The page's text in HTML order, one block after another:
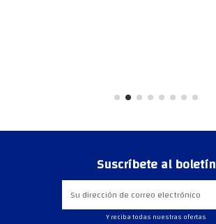
Suscríbete al boletín
Y reciba todas nuestras ofertas